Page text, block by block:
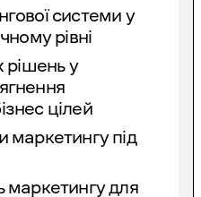
системи у
рівні
рішень у
цілей
маркетингу під
маркетингу для